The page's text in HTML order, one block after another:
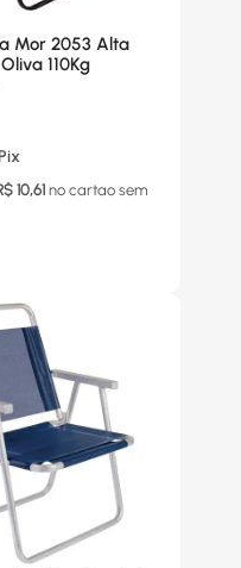
Mor 2053 Alta
110Kg
10,61 no cartao sem